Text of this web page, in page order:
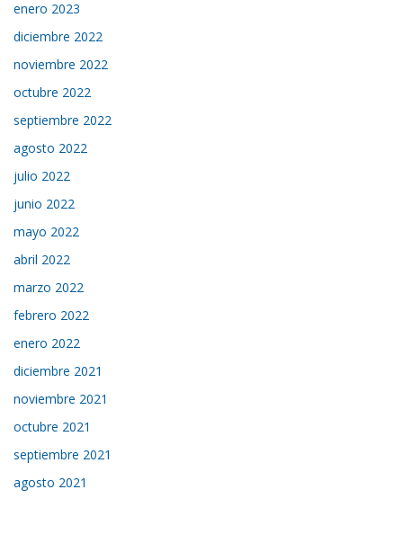
enero 2023
diciembre 2022
noviembre 2022
octubre 2022
septiembre 2022
agosto 2022
julio 2022
junio 2022
mayo 2022
abril 2022
marzo 2022
febrero 2022
enero 2022
diciembre 2021
noviembre 2021
octubre 2021
septiembre 2021
agosto 2021